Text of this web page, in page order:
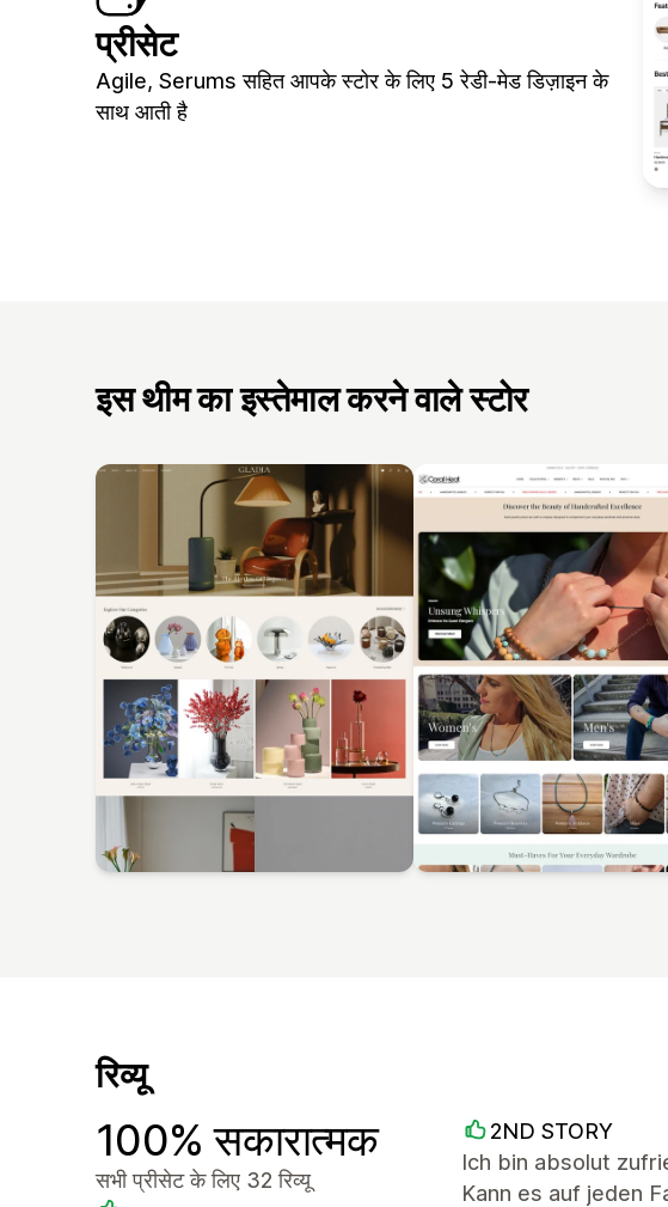
प्रीसेट
Agile, Serums सहित आपके स्टोर के लिए 5 रेडी-मेड डिज़ाइन के
साथ आती है
इस थीम का इस्तेमाल करने वाले स्टोर
रिव्यू
100% सकारात्मक
सभी प्रीसेट के लिए 32 रिव्यू
2ND STORY
Ich bin absolut
Kann es auf jeden